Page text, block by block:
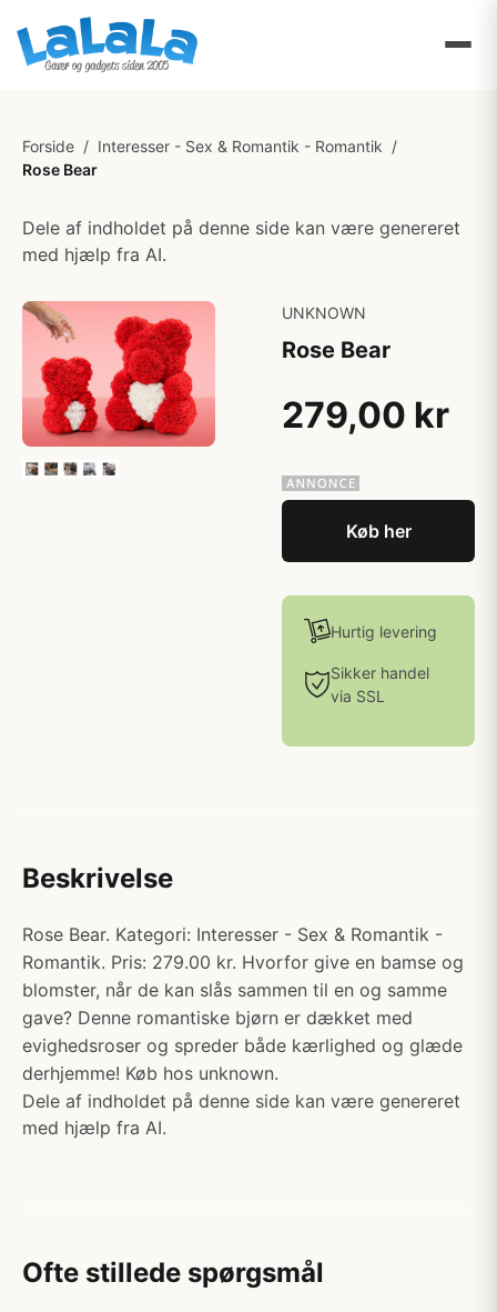
Forside / Interesser - Sex & Romantik - Romantik /
Rose Bear
Dele af indholdet på denne side kan være genereret
med hjælp fra AI.
UNKNOWN
Rose Bear
279,00 kr
Køb her
Hurtig levering
Sikker handel
via SSL
Beskrivelse
Rose Bear. Kategori: Interesser - Sex & Romantik -
Romantik. Pris: 279.00 kr. Hvorfor give en bamse og
blomster, når de kan slås sammen til en og samme
gave? Denne romantiske bjørn er dækket med
evighedsroser og spreder både kærlighed og glæde
derhjemme! Køb hos unknown.
Dele af indholdet på denne side kan være genereret
med hjælp fra AI.
Ofte stillede spørgsmål